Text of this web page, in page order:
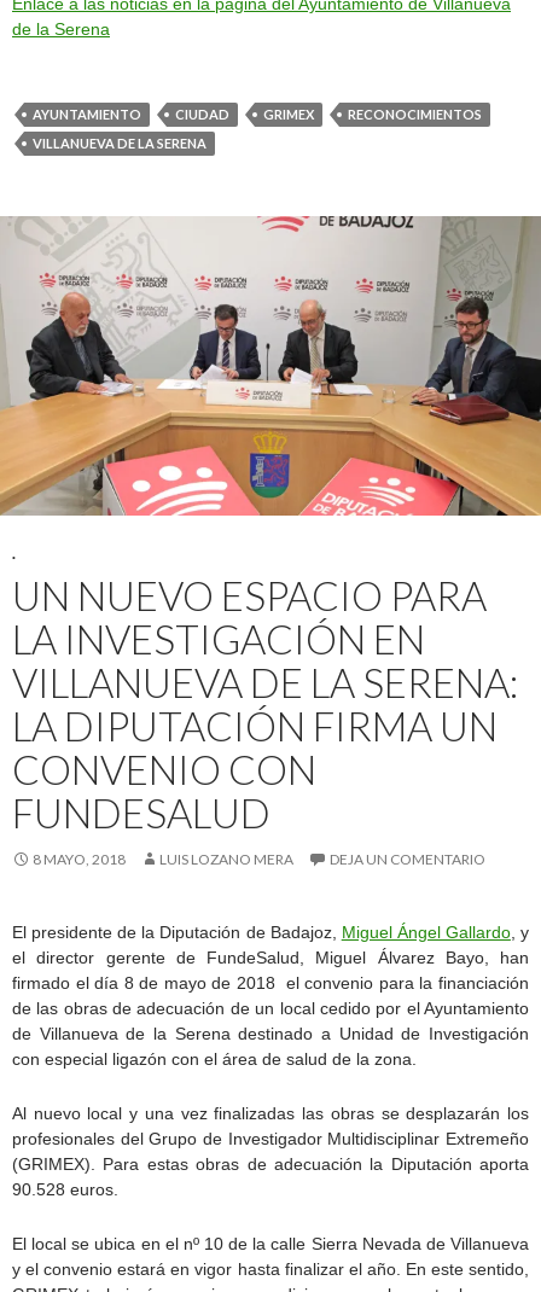
Enlace a las noticias en la pagina del Ayuntamiento de Villanueva
de la Serena
AYUNTAMIENTO CIUDAD GRIMEX
RECONOCIMIENTOS
VILLANUEVA DE LA SERENA
.
UN NUEVO ESPACIO PARA
LA INVESTIGACIÓN EN
VILLANUEVA DE LA SERENA:
LA DIPUTACIÓN FIRMA UN
CONVENIO CON
FUNDESALUD
8 MAYO, 2018 LUIS LOZANO MERA DEJA UN COMENTARIO
El presidente de la Diputación de Badajoz, Miguel Ángel Gallardo, y
el director gerente de FundeSalud, Miguel Álvarez Bayo, han
firmado el día 8 de mayo de 2018 el convenio para la financiación
de las obras de adecuación de un local cedido por el Ayuntamiento
de Villanueva de la Serena destinado a Unidad de Investigación
con especial ligazón con el área de salud de la zona.
Al nuevo local y una vez finalizadas las obras se desplazarán los
profesionales del Grupo de Investigador Multidisciplinar Extremeño
(GRIMEX). Para estas obras de adecuación la Diputación aporta
90.528 euros.
El local se ubica en el nº 10 de la calle Sierra Nevada de Villanueva
y el convenio estará en vigor hasta finalizar el año. En este sentido,